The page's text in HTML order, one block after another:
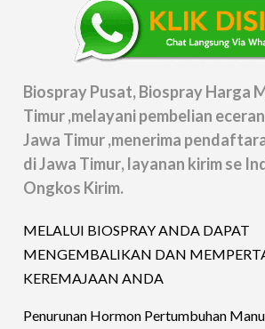
Biospray Pusat, Biospray Harga
Timur,melayani pembelian
Jawa Timur,menerima
diJawa Timur, layanan kirim se
Ongkos Kirim.
MELALUI BIOSPRAY ANDA DAPAT
MENGEMBALIKAN DAN
KEREMAJAAN ANDA
Penurunan Hormon Pertumbuhan